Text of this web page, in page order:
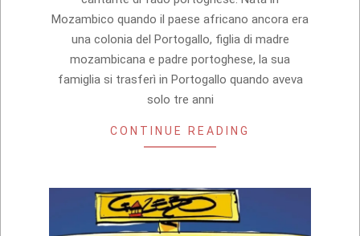
Mozambico quando il paese africano ancora era
una colonia del Portogallo, figlia di madre
mozambicana e padre portoghese, la sua
famiglia si trasferì in Portogallo quando aveva
solo tre anni
CONTINUE READING